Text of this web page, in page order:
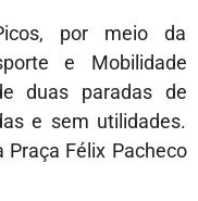
por meio da
e Mobilidade
duas paradas de
e sem utilidades.
Félix Pacheco